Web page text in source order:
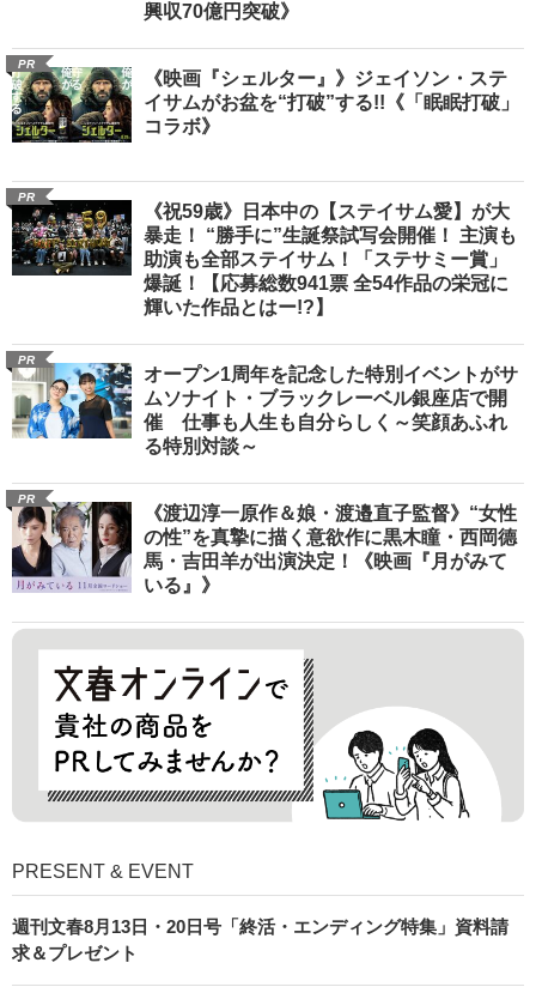
興収70億円突破》
PR
《映画『シェルター』》ジェイソン・ステ
イサムがお盆を“打破”する!!《「眠眠打破」
コラボ》
PR
《祝59歳》日本中の【ステイサム愛】が大
暴走！ “勝手に”生誕祭試写会開催！ 主演も
助演も全部ステイサム！「ステサミー賞」
爆誕！【応募総数941票 全54作品の栄冠に
輝いた作品とはー!?】
PR
オープン1周年を記念した特別イベントがサ
ムソナイト・ブラックレーベル銀座店で開
催 仕事も人生も自分らしく～笑顔あふれ
る特別対談～
PR
《渡辺淳一原作＆娘・渡邉直子監督》“女性
の性”を真摯に描く意欲作に黒木瞳・西岡德
馬・吉田羊が出演決定！《映画『月がみて
いる』》
PRESENT & EVENT
週刊文春8月13日・20日号「終活・エンディング特集」資料請
求＆プレゼント